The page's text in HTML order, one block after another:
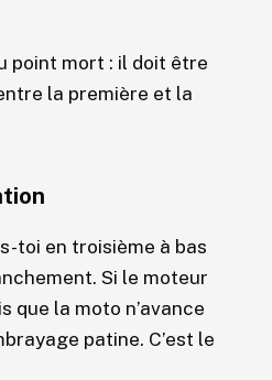
point mort : il doit être
la première et la
toi en troisième à bas
Si le moteur
que la moto n’avance
patine. C’est le